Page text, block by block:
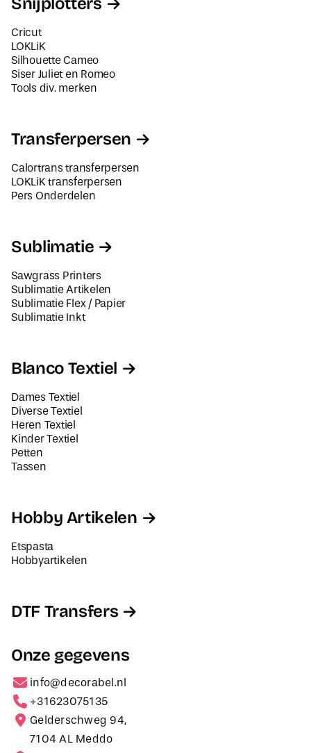
Cricut
LOKLiK
Silhouette Cameo
Siser Juliet en Romeo
Tools div. merken
Transferpersen
Calortrans transferpersen
LOKLiK transferpersen
Pers Onderdelen
Sublimatie
Sawgrass Printers
Sublimatie Artikelen
Sublimatie Flex / Papier
Sublimatie Inkt
Blanco Textiel
Dames Textiel
Diverse Textiel
Heren Textiel
Kinder Textiel
Petten
Tassen
Hobby Artikelen
Etspasta
Hobbyartikelen
DTF Transfers
Onze gegevens
info@decorabel.nl
+31623075135
Gelderschweg 94,
7104 AL Meddo